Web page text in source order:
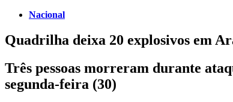
Nacional
Quadrilha deixa 20 explosivos em
Três pessoas morreram durante
segunda-feira (30)